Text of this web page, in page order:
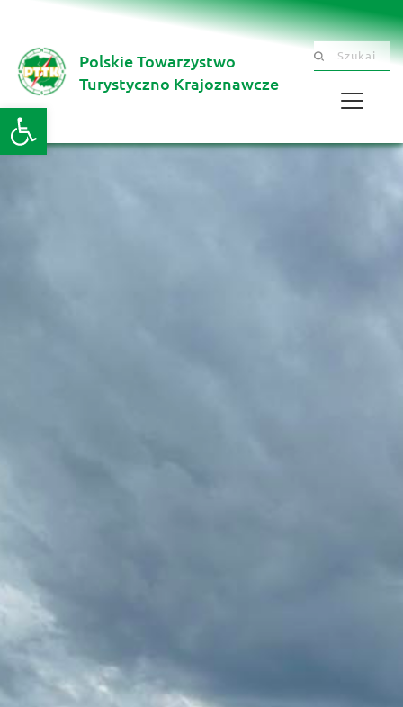
Otwórz pasek narzędzi
Polskie Towarzystwo
Turystyczno Krajoznawcze
Szukaj .......